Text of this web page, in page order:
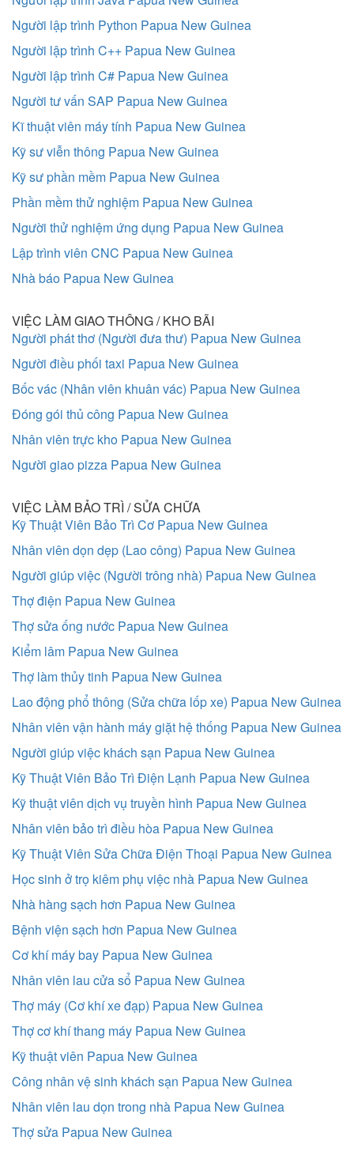
Người lập trình Python Papua New Guinea
Người lập trình C++ Papua New Guinea
Người lập trình C# Papua New Guinea
Người tư vấn SAP Papua New Guinea
Kĩ thuật viên máy tính Papua New Guinea
Kỹ sư viễn thông Papua New Guinea
Kỹ sư phần mềm Papua New Guinea
Phần mềm thử nghiệm Papua New Guinea
Người thử nghiệm ứng dụng Papua New Guinea
Lập trình viên CNC Papua New Guinea
Nhà báo Papua New Guinea
VIỆC LÀM GIAO THÔNG / KHO BÃI
Người phát thơ (Người đưa thư) Papua New Guinea
Người điều phối taxi Papua New Guinea
Bốc vác (Nhân viên khuân vác) Papua New Guinea
Đóng gói thủ công Papua New Guinea
Nhân viên trực kho Papua New Guinea
Người giao pizza Papua New Guinea
VIỆC LÀM BẢO TRÌ / SỬA CHỮA
Kỹ Thuật Viên Bảo Trì Cơ Papua New Guinea
Nhân viên dọn dẹp (Lao công) Papua New Guinea
Người giúp việc (Người trông nhà) Papua New Guinea
Thợ điện Papua New Guinea
Thợ sửa ống nước Papua New Guinea
Kiểm lâm Papua New Guinea
Thợ làm thủy tinh Papua New Guinea
Lao động phổ thông (Sửa chữa lốp xe) Papua New Guinea
Nhân viên vận hành máy giặt hệ thống Papua New Guinea
Người giúp việc khách sạn Papua New Guinea
Kỹ Thuật Viên Bảo Trì Điện Lạnh Papua New Guinea
Kỹ thuật viên dịch vụ truyền hình Papua New Guinea
Nhân viên bảo trì điều hòa Papua New Guinea
Kỹ Thuật Viên Sửa Chữa Điện Thoại Papua New Guinea
Học sinh ở trọ kiêm phụ việc nhà Papua New Guinea
Nhà hàng sạch hơn Papua New Guinea
Bệnh viện sạch hơn Papua New Guinea
Cơ khí máy bay Papua New Guinea
Nhân viên lau cửa sổ Papua New Guinea
Thợ máy (Cơ khí xe đạp) Papua New Guinea
Thợ cơ khí thang máy Papua New Guinea
Kỹ thuật viên Papua New Guinea
Công nhân vệ sinh khách sạn Papua New Guinea
Nhân viên lau dọn trong nhà Papua New Guinea
Thợ sửa Papua New Guinea